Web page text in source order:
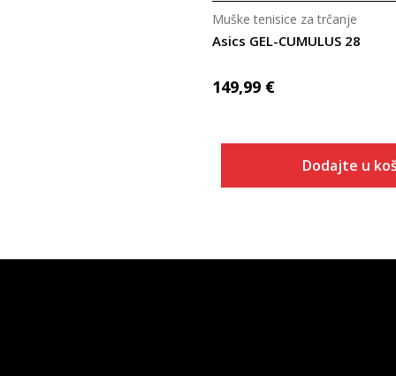
Asics GEL-CUMULUS 28
Muške tenisice za trčanje
149,99 €
Dodajte u